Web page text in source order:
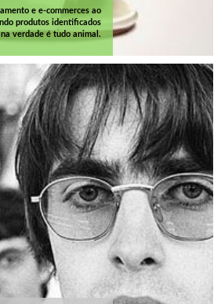
e e-commerces ao
produtos identificados
verdade é tudo animal.